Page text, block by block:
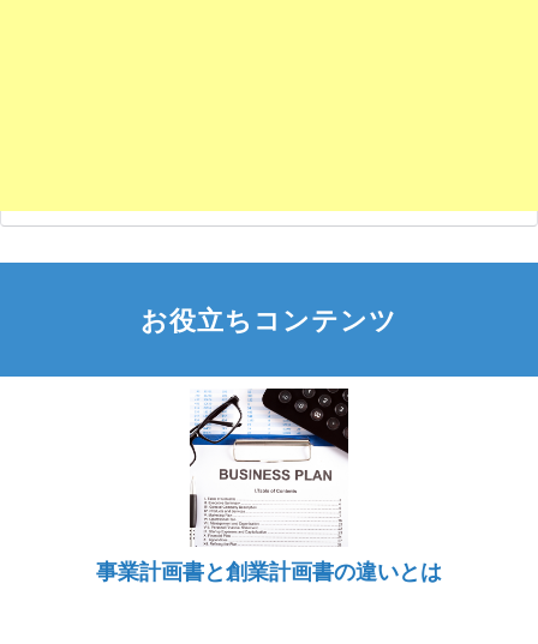
お役立ちコンテンツ
事業計画書と創業計画書の違いとは